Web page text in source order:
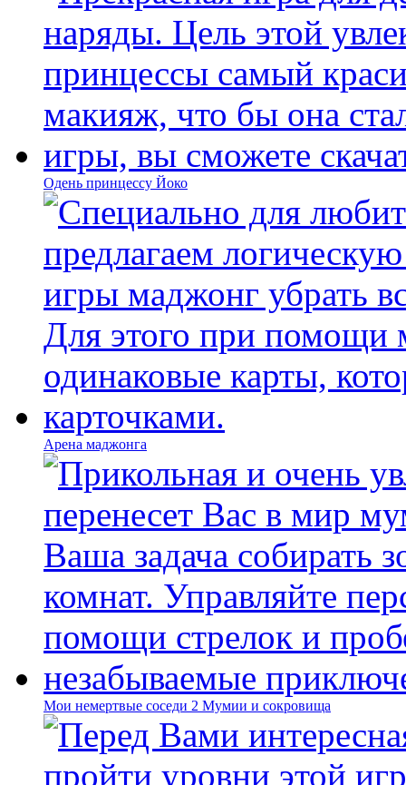
Одень принцессу Йоко
Арена маджонга
Мои немертвые соседи 2 Мумии и сокровища